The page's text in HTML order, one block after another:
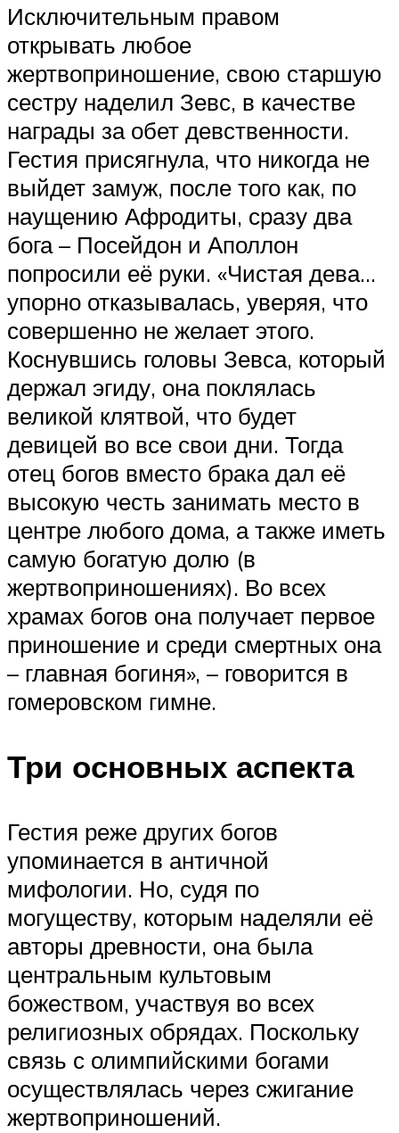
Исключительным правом
открывать любое
жертвоприношение, свою старшую
сестру наделил Зевс, в качестве
награды за обет девственности.
Гестия присягнула, что никогда не
выйдет замуж, после того как, по
наущению Афродиты, сразу два
бога – Посейдон и Аполлон
попросили её руки. «Чистая дева…
упорно отказывалась, уверяя, что
совершенно не желает этого.
Коснувшись головы Зевса, который
держал эгиду, она поклялась
великой клятвой, что будет
девицей во все свои дни. Тогда
отец богов вместо брака дал её
высокую честь занимать место в
центре любого дома, а также иметь
самую богатую долю (в
жертвоприношениях). Во всех
храмах богов она получает первое
приношение и среди смертных она
– главная богиня», – говорится в
гомеровском гимне.
Три основных аспекта
Гестия реже других богов
упоминается в античной
мифологии. Но, судя по
могуществу, которым наделяли её
авторы древности, она была
центральным культовым
божеством, участвуя во всех
религиозных обрядах. Поскольку
связь с олимпийскими богами
осуществлялась через сжигание
жертвоприношений.